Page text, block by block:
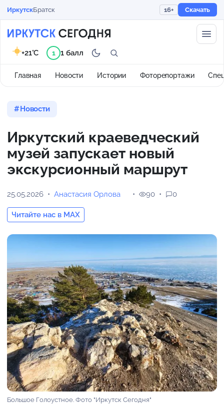
ИркутскБратск 16+ Скачать
Главная Новости Истории Фоторепортажи
+21°C 1 1 балл
Новости
Иркутский краеведческий
музей запускает новый
экскурсионный маршрут
25.05.2026 Анастасия Орлова
Читайте нас в MAX
90 0
Большое Голоустное. Фото "Иркутск Сегодня"